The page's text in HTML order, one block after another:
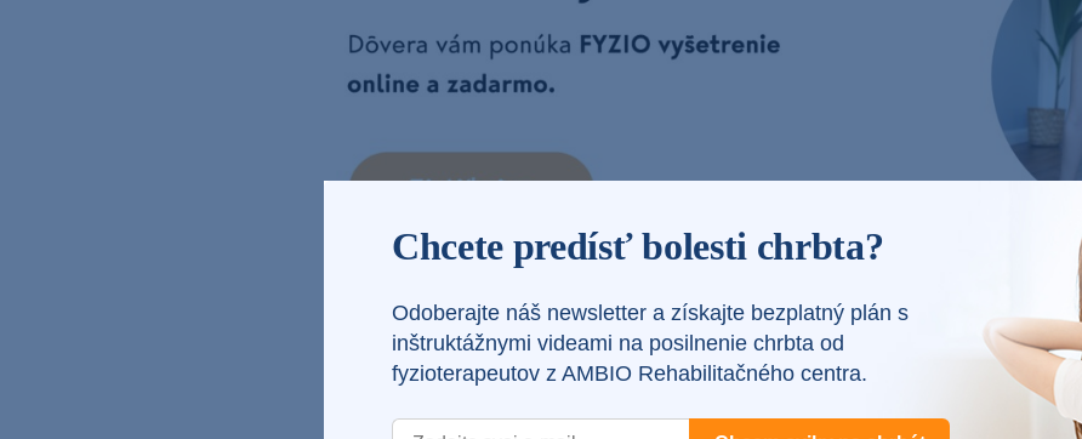
Ako začať
k tomu
Chcete predísť bolesti chrbta?
Odoberajte náš newsletter a získajte bezplatný plán s
inštruktážnymi videami na posilnenie chrbta od
fyzioterapeutov z AMBIO Rehabilitačného centra.